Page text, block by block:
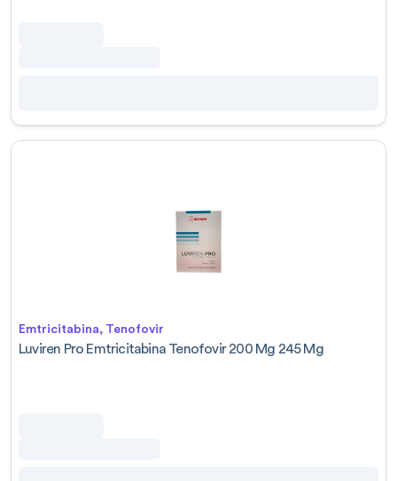
Emtricitabina, Tenofovir
Luviren Pro Emtricitabina Tenofovir 200 Mg 245 Mg